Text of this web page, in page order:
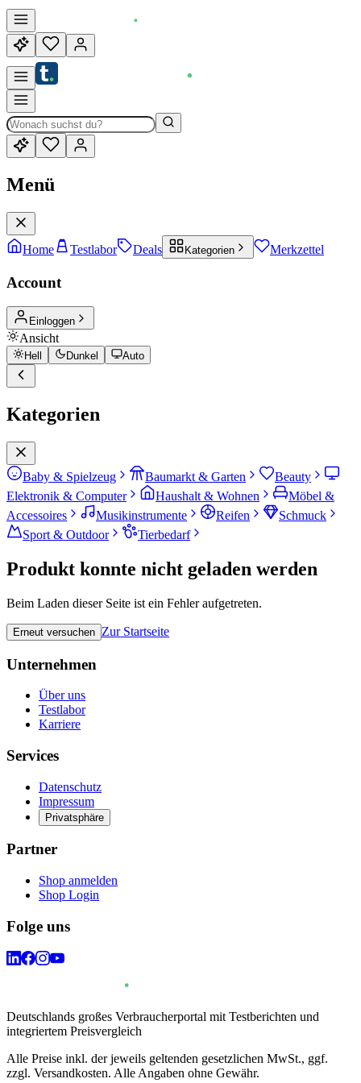
Menü
Home Testlabor Deals Kategorien Merkzettel
Account
Einloggen
Ansicht
Hell Dunkel Auto
Kategorien
Baby & Spielzeug Baumarkt & Garten
Beauty
Elektronik & Computer
Haushalt & Wohnen
Möbel &
Accessoires
Musikinstrumente Reifen
Schmuck
Sport & Outdoor
Tierbedarf
Produkt konnte nicht geladen werden
Beim Laden dieser Seite ist ein Fehler aufgetreten.
Erneut versuchen Zur Startseite
Unternehmen
Über uns
Testlabor
Karriere
Services
Datenschutz
Impressum
Privatsphäre
Partner
Shop anmelden
Shop Login
Folge uns
Deutschlands großes Verbraucherportal mit Testberichten und
integriertem Preisvergleich
Alle Preise inkl. der jeweils geltenden gesetzlichen MwSt., ggf.
zzgl. Versandkosten. Alle Angaben ohne Gewähr.